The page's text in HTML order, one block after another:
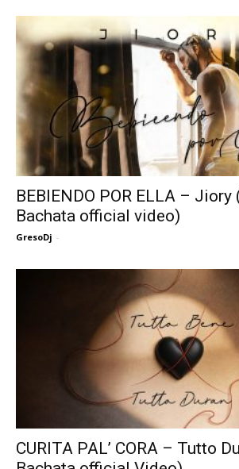
BEBIENDO POR ELLA – Jiory
Bachata official video)
GresoDj -
CURITA PAL’ CORA – Tutto